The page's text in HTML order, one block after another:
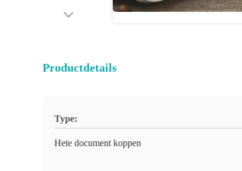
Productdetails
Type:
Hete document koppen